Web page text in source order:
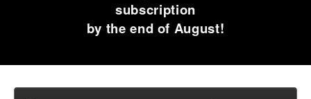
subscription
by the end of August!